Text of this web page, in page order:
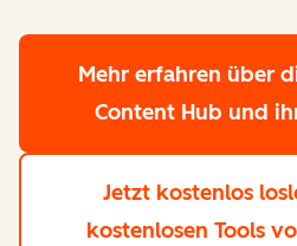
Mehr erfahren über
Content Hub und
Jetzt kostenlos
kostenlosen Tools